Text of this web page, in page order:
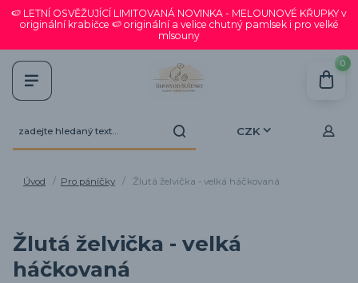
🍉 LETNÍ OSVĚŽUJÍCÍ LIMITOVANÁ NOVINKA - MELOUNOVÉ KŘUPKY v
originální krabičce 🍉 originální a velice chutný pamlsek i pro velké
mlsouny
CZK
0
Úvod Pro páníčky Žlutá želvička - velká háčkovaná
Žlutá želvička - velká
háčkovaná